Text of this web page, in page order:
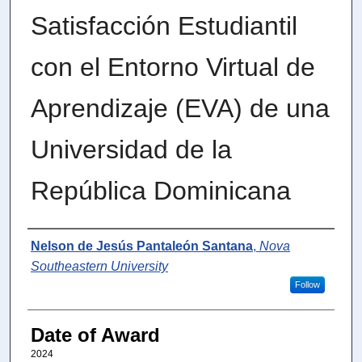
Satisfacción Estudiantil
con el Entorno Virtual de
Aprendizaje (EVA) de una
Universidad de la
República Dominicana
Author
Nelson de Jesús Pantaleón Santana, Nova
Southeastern University
Follow
Date of Award
2024